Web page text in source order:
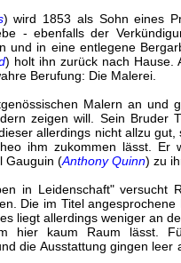
) wird 1853 als Sohn eines
- ebenfalls der
und in eine entlegene
) holt ihn zurück nach Hause.
Berufung: Die Malerei.
Malern an und
zeigen will. Sein Bruder
allerdings nicht allzu
ihm zukommen lässt.
Gauguin (Anthony Quinn) zu
in Leidenschaft" versucht
Die im Titel
liegt allerdings weniger an
hier kaum Raum lässt.
die Ausstattung gingen